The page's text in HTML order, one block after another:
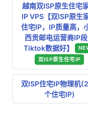
越南双ISP原生住宅
IP VPS【双ISP原生
住宅IP，IP质量高，
西贡邮电运营商IP段
Tiktok数据好】
双ISP原生住宅IP
双ISP住宅IP物理机
个住宅IP)